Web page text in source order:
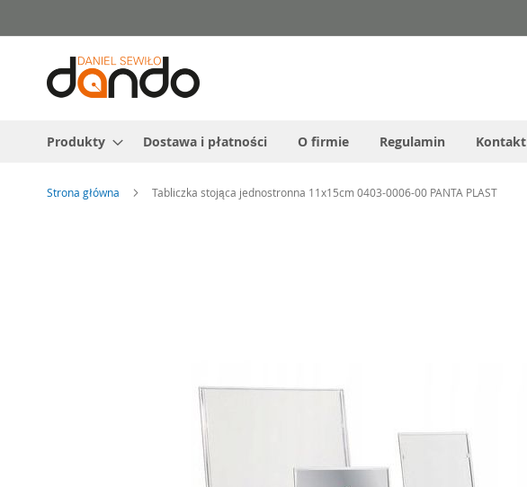
do
treści
Produkty Dostawa i płatności O firmie Regulamin Kontakt
Strona główna Tabliczka stojąca jednostronna 11x15cm 0403-0006-00 PANTA PLAST